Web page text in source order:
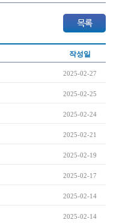
작성일
2025-02-27
2025-02-25
2025-02-24
2025-02-21
2025-02-19
2025-02-17
2025-02-14
2025-02-14